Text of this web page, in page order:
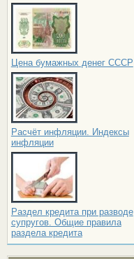
Цена бумажных денег СССР
Расчёт инфляции. Индексы
инфляции
Раздел кредита при разводе
супругов. Общие правила
раздела кредита